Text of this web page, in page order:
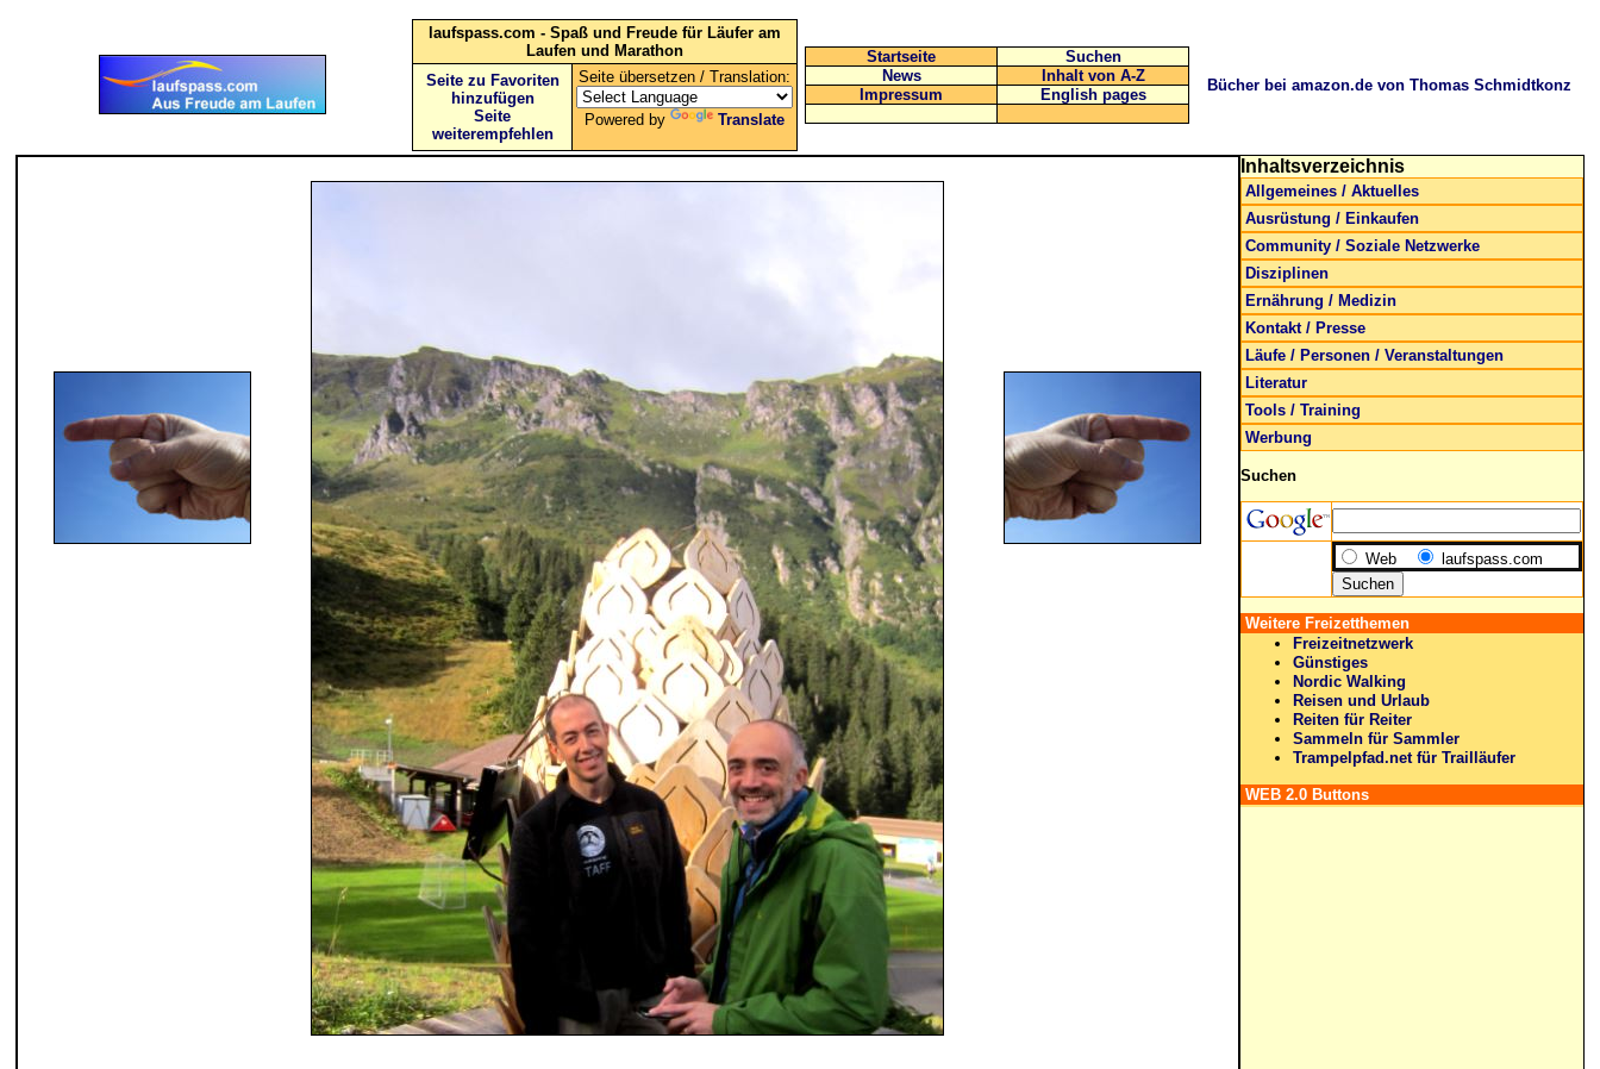
laufspass.com - Spaß und Freude für Läufer am
Laufen und Marathon
Seite zu Favoriten
hinzufügen
Seite
weiterempfehlen
Seite übersetzen / Translation:
Powered by Translate
Startseite
Suchen
News
Inhalt von A-Z
Impressum
English pages
Bücher bei amazon.de von Thomas Schmidtkonz
Inhaltsverzeichnis
Allgemeines / Aktuelles
Ausrüstung / Einkaufen
Community / Soziale Netzwerke
Disziplinen
Ernährung / Medizin
Kontakt / Presse
Läufe / Personen / Veranstaltungen
Literatur
Tools / Training
Werbung
Suchen
Web laufspass.com
Weitere Freizetthemen
Freizeitnetzwerk
Günstiges
Nordic Walking
Reisen und Urlaub
Reiten für Reiter
Sammeln für Sammler
Trampelpfad.net für Trailläufer
WEB 2.0 Buttons